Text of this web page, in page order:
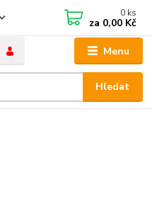
Menu
Hledat
0 ks
za 0,00 Kč